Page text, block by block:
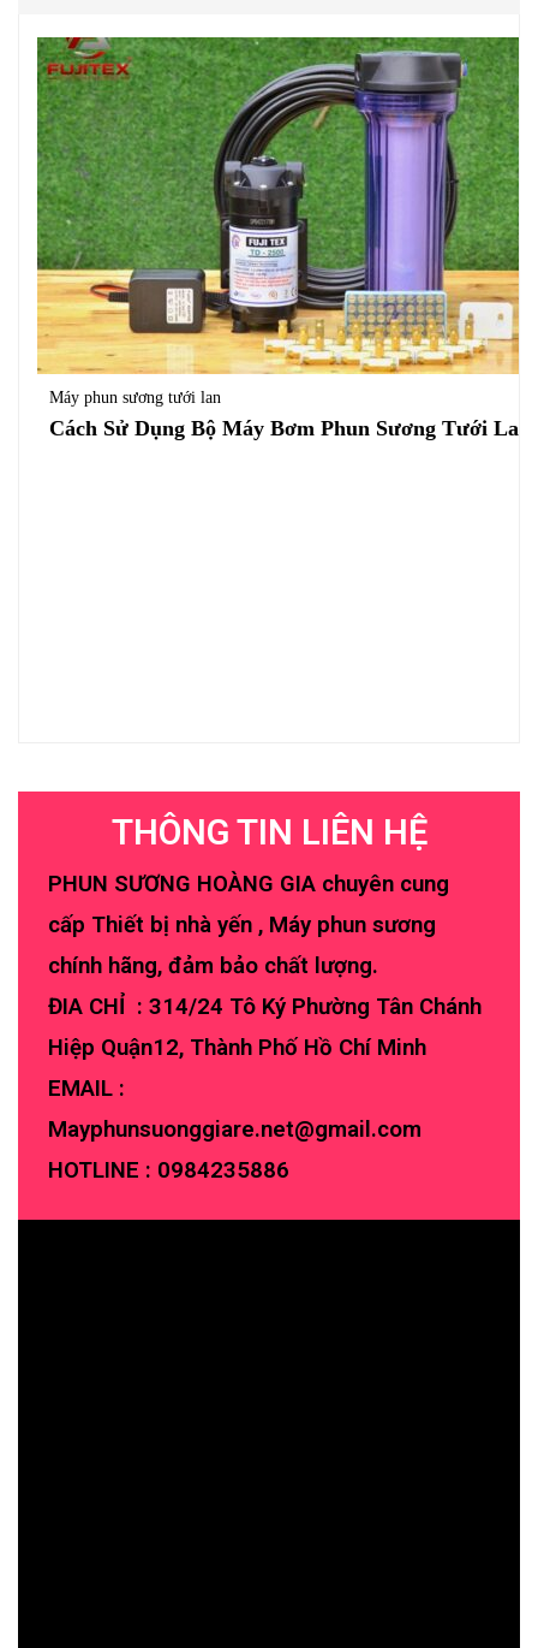
Máy phun sương tưới lan
Cách Sử Dụng Bộ Máy Bơm Phun Sương Tưới Lan
THÔNG TIN LIÊN HỆ
PHUN SƯƠNG HOÀNG GIA chuyên cung
cấp Thiết bị nhà yến , Máy phun sương
chính hãng, đảm bảo chất lượng.
ĐIA CHỈ : 314/24 Tô Ký Phường Tân Chánh
Hiệp Quận12, Thành Phố Hồ Chí Minh
EMAIL :
Mayphunsuonggiare.net@gmail.com
HOTLINE : 0984235886